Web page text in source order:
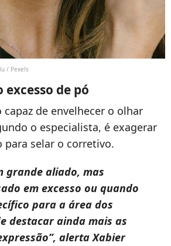
/ Pexels
excesso de pó
capaz de envelhecer o olhar
o especialista, é exagerar
selar o corretivo.
grande aliado, mas
em excesso ou quando
para a área dos
destacar ainda mais as
alerta Xabier